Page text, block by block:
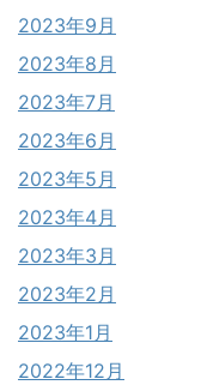
2023年9月
2023年8月
2023年7月
2023年6月
2023年5月
2023年4月
2023年3月
2023年2月
2023年1月
2022年12月